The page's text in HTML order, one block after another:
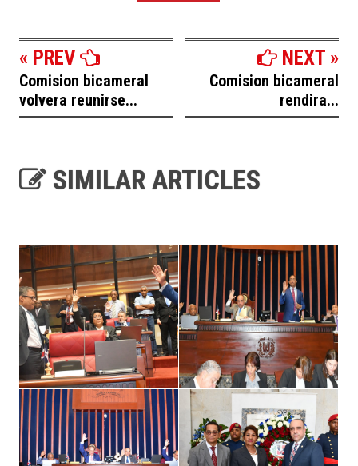
« PREV
Comision bicameral
volvera reunirse...
NEXT »
Comision bicameral
rendira...
SIMILAR ARTICLES